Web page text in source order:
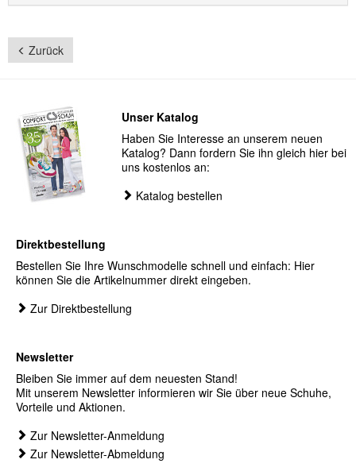
Zurück
Unser Katalog
Haben Sie Interesse an unserem neuen
Katalog? Dann fordern Sie ihn gleich hier bei
uns kostenlos an:
Katalog bestellen
Direktbestellung
Bestellen Sie Ihre Wunschmodelle schnell und einfach: Hier
können Sie die Artikelnummer direkt eingeben.
Zur Direktbestellung
Newsletter
Bleiben Sie immer auf dem neuesten Stand!
Mit unserem Newsletter informieren wir Sie über neue Schuhe,
Vorteile und Aktionen.
Zur Newsletter-Anmeldung
Zur Newsletter-Abmeldung